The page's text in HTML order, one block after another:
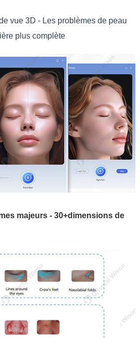
vue 3D - Les problèmes de peau
plus complète
majeurs - 30+dimensions de